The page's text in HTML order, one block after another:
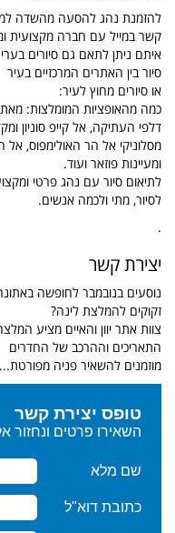
להזמנת נהג להסעה מהשדה
קשר במייל עם חברה מקצועית
איתם ניתן לתאם גם סיורים
סיור בין האתרים המרכזיים בעיר
או סיורים מחוץ לעיר:
כמה מהאופציות המומלצות:
דלפי העתיקה, אל קייפ סוניון
מסלוניקי אל הר האולימפוס,
ומעיינות פוזאר ועוד.
לתיאום סיור עם נהג פרטי
לסיור, מתי ולכמה אנשים.
.
יצירת קשר
נוסעים בנובמבר לחופשה
זקוקים להמלצת לינה?
צוות אתר יוון והאיים מציע
התאריכים וההרכב של החדרים
מוזמנים להשאיר פניה